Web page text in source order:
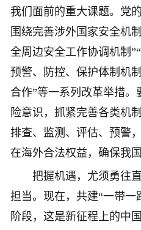
我们面前的重大课题。党
围绕完善涉外国家安全机
全周边安全工作协调机制
预警、防控、保护体制机
合作”等一系列改革举措
险意识，抓紧完善各类机
排查、监测、评估、预警
在海外合法权益，确保我
把握机遇，尤须勇往直
担当。现在，共建“一带
阶段，这是新征程上的中